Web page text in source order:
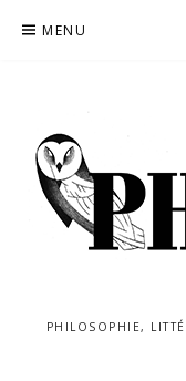
MENU
PHILOSOPHIE,